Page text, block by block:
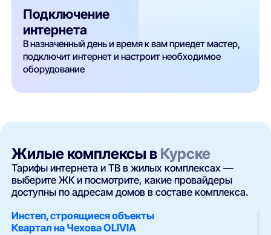
Подключение
интернета
В назначенный день и время к вам приедет мастер,
подключит интернет и настроит необходимое
оборудование
Жилые комплексы в Курске
Тарифы интернета и ТВ в жилых комплексах —
выберите ЖК и посмотрите, какие провайдеры
доступны по адресам домов в составе комплекса.
Инстеп, строящиеся объекты
Квартал на Чехова OLIVIA